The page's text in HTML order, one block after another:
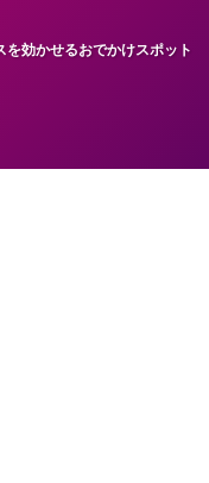
効かせるおでかけスポット